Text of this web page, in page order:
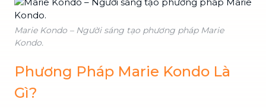
Marie Kondo – Người sáng tạo phương pháp Marie
Kondo.
Phương Pháp Marie Kondo Là
Gì?